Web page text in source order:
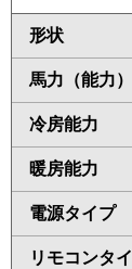
形状
馬力（能力）
冷房能力
暖房能力
電源タイプ
リモコンタイ